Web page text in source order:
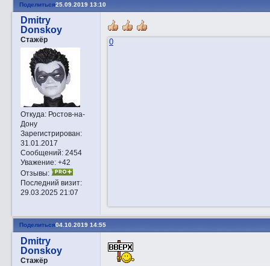
Поделиться25.09.2019 13:10
Dmitry
Donskoy
Стажёр
Откуда:Ростов-на-
Дону
Зарегистрирован:
31.01.2017
Сообщений:2454
Уважение: +42
Отзывы:
Последний визит:
29.03.2025 21:07
0
Поделиться04.10.2019 14:55
Dmitry
Donskoy
Стажёр